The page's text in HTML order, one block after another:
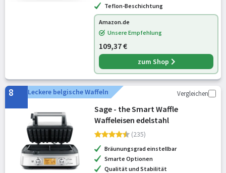
Teflon-Beschichtung
Amazon.de
Unsere Empfehlung
109,37 €
zum Shop
8 Leckere belgische Waffeln Vergleichen
Sage - the Smart Waffle
Waffeleisen edelstahl
(235)
Bräunungsgrad einstellbar
Smarte Optionen
Qualität und Stabilität